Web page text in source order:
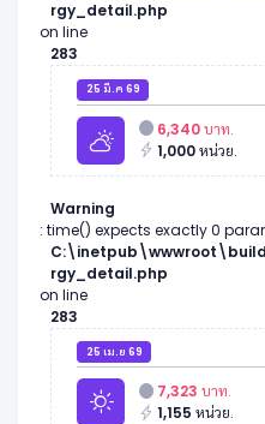
rgy_detail.php
on line
283
25 มี.ค 69
6,340บาท.
1,000หน่วย.
Warning
: time() expects exactly 0
rgy_detail.php
on line
283
25 เม.ย 69
7,323 บาท.
1,155 หน่วย.